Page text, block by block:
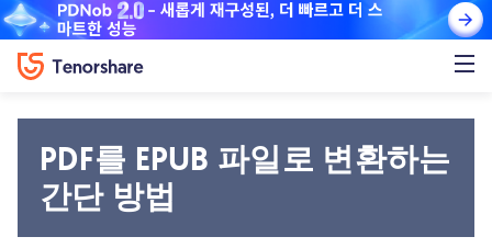
PDF를 EPUB 파일로 변환하는
간단 방법